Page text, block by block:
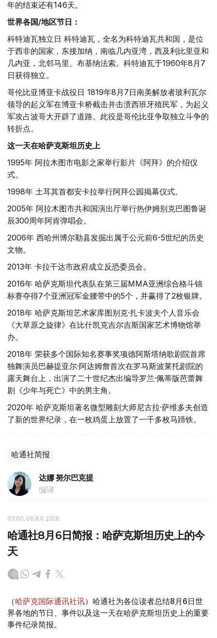
年的结束还有146天。
世界各国/地区节日：
科特迪瓦独立日 科特迪瓦，全名为科特迪瓦共和国，是位
于西非的国家，东接加纳，南临几内亚湾，西及利比里亚和
几内亚，北邻马里、布基纳法索。科特迪瓦于1960年8月7
日获得独立。
哥伦比亚博亚卡战役日 1819年8月7日南美解放者玻利瓦尔
领导的起义军在博亚卡桥截击并击溃西班牙殖民军，为起义
军攻占波哥大开辟了道路。此役是哥伦比亚争取独立斗争的
转折点。
这一天在哈萨克斯坦历史上
1995年 阿拉木图市电影之家举行影片《阿拜》的介绍仪
式。
1998年 土耳其首都安卡拉举行阿拜公园揭幕仪式。
2005年 阿拉木图市共和国演出厅举行热伊姆别克巴图鲁诞
辰300周年阿肯弹唱会。
2006年 西哈州博尔勒县发掘出属于公元前6-5世纪的历史
文物。
2013年 卡拉干达市政府成立反恐委员会。
2016年 哈萨克斯坦代表队在第三届MMA亚洲综合格斗锦
标赛夺得7个亚洲冠军金腰带中的5个，并赢得了2枚银牌。
2018年 哈萨克斯坦艺术家库图别克·扎卡波夫个人音乐会
《大草原之旋律》在比什凯克吉尔吉斯国家艺术博物馆举
办。
2018年 荣获多个国际知名赛事奖项德阿斯塔纳歌剧院首席
独舞演员巴赫提亚尔·阿达姆詹首次在罗马斯波莱托剧院的
露天舞台上，出演了二十世纪杰出编导罗兰·佩蒂版芭蕾舞
剧《少年与死亡》中的男主角。
2020年 哈萨克斯坦著名微型雕刻大师尼古拉·萨维多夫创造
了新的世界纪录，在一枚鸡蛋上放置了一千多枚马蹄铁。
哈通社简报
达娜 努尔巴克提
编译
07:00, 06 8月 2026
哈通社8月6日简报：哈萨克斯坦历史上的今
天
（哈萨克国际通讯社讯）哈通社为各位读者总结8月6日世
界各地的节日、事件以及这一天在哈萨克斯坦历史上的重要
事件纪录简报。